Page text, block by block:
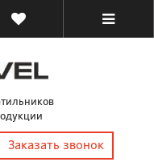
Заказать звонок